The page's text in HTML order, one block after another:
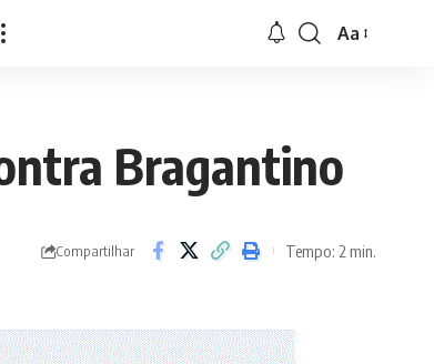
Font
Aa
Bragantino
Compartilhar Tempo: 2 min.